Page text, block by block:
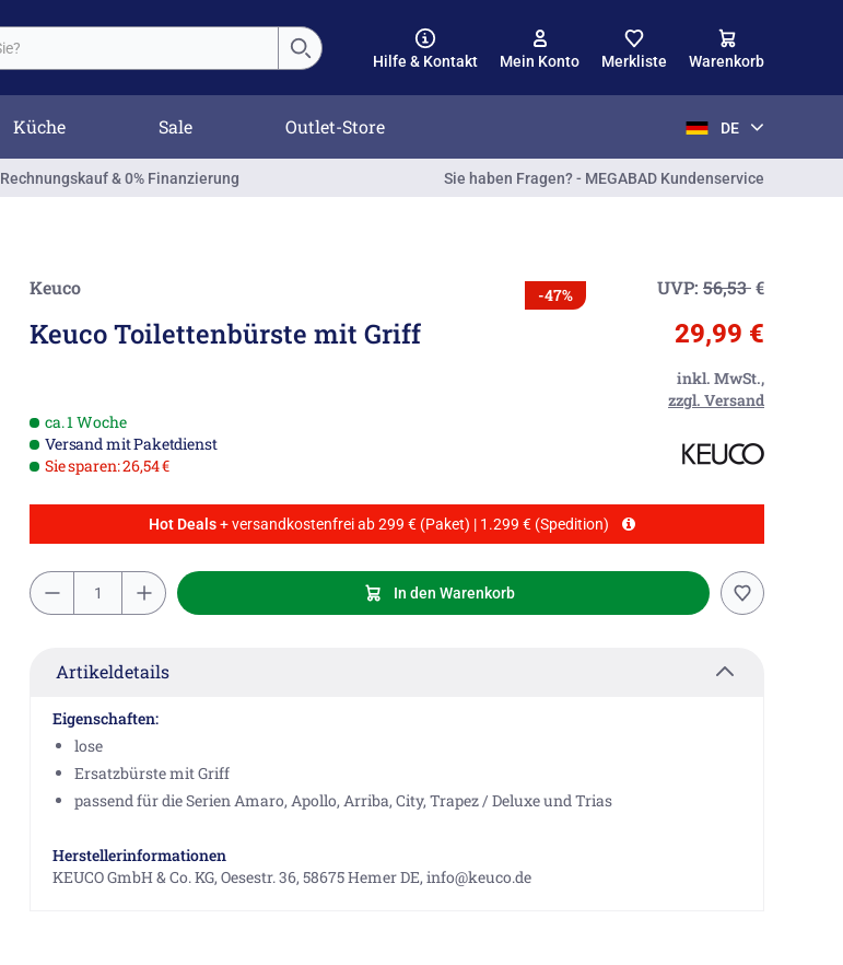
Hilfe & Kontakt Mein Konto Merkliste Warenkorb
Küche Sale Outlet-Store DE
Rechnungskauf & 0% Finanzierung Sie haben Fragen? - MEGABAD Kundenservice
Keuco
Keuco Toilettenbürste mit Griff
-47% UVP: 56,53€
29,99 €
inkl. MwSt.,
zzgl. Versand
ca. 1 Woche
Versand mit Paketdienst
Sie sparen: 26,54 €
Hot Deals+ versandkostenfrei ab 299 € (Paket) | 1.299 € (Spedition)
In den Warenkorb
Artikeldetails
Eigenschaften:
lose
Ersatzbürste mit Griff
passend für die Serien Amaro, Apollo, Arriba, City, Trapez / Deluxe und Trias
Herstellerinformationen
KEUCO GmbH & Co. KG, Oesestr. 36, 58675 Hemer DE, info@keuco.de